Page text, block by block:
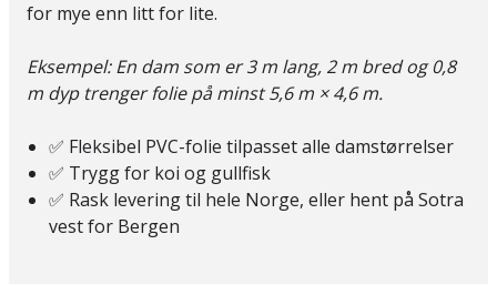
for mye enn litt for lite.
Eksempel: En dam som er 3 m lang, 2 m bred og 0,8
m dyp trenger folie på minst 5,6 m × 4,6 m.
✅ Fleksibel PVC-folie tilpasset alle damstørrelser
✅ Trygg for koi og gullfisk
✅ Rask levering til hele Norge, eller hent på Sotra
vest for Bergen